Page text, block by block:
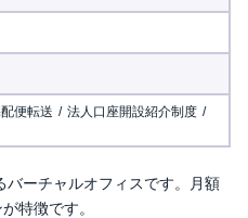
便転送
法人口座開設紹介制度
ーチャルオフィスです。月額
特徴です。